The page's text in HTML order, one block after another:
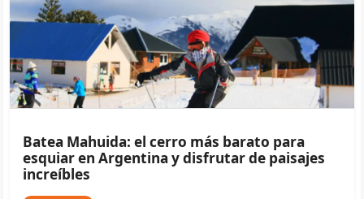
Batea Mahuida: el cerro más barato para
esquiar en Argentina y disfrutar de paisajes
increíbles